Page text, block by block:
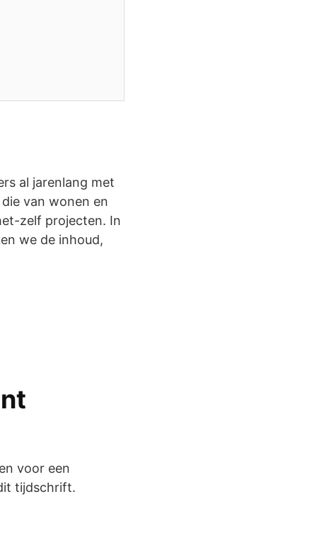
al jarenlang met
van wonen en
zelf projecten. In
we de inhoud,
voor een
tijdschrift.